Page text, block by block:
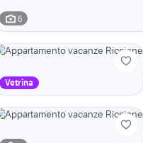
6
Vetrina